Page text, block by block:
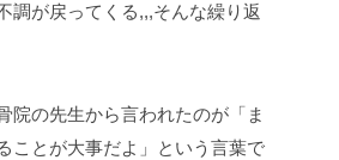
調が戻ってくる,,,そんな繰り返
院の先生から言われたのが「ま
ことが大事だよ」という言葉で